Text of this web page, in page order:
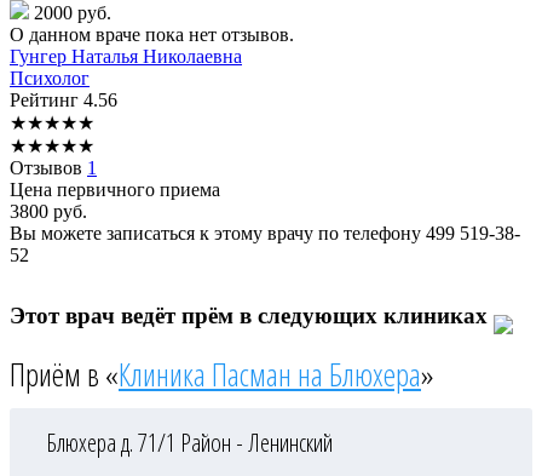
2000 руб.
О данном враче пока нет отзывов.
Гунгер Наталья Николаевна
Психолог
Рейтинг 4.56
★★★★★
★★★★★
Отзывов 1
Цена первичного приема
3800 руб.
Вы можете записаться к этому врачу по телефону 499 519-38-
52
Этот врач ведёт прём в следующих клиниках
Приём в «Клиника Пасман на Блюхера»
Блюхера д. 71/1 Район - Ленинский